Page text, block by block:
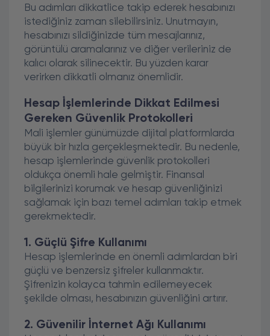
Bu adımları dikkatlice takip ederek hesabınızı
istediğiniz zaman silebilirsiniz. Unutmayın,
hesabınızı sildiğinizde tüm mesajlarınız,
görüntülü aramalarınız ve diğer verileriniz de
kalıcı olarak silinecektir. Bu yüzden karar
verirken dikkatli olmanız önemlidir.
Hesap İşlemlerinde Dikkat Edilmesi
Gereken Güvenlik Protokolleri
Mali işlemler günümüzde dijital platformlarda
büyük bir hızla gerçekleşmektedir. Bu nedenle,
hesap işlemlerinde güvenlik protokolleri
oldukça önemli hale gelmiştir. Finansal
bilgilerinizi korumak ve hesap güvenliğinizi
sağlamak için bazı temel adımları takip etmek
gerekmektedir.
1. Güçlü Şifre Kullanımı
Hesap işlemlerinde en önemli adımlardan biri
güçlü ve benzersiz şifreler kullanmaktır.
Şifrenizin kolayca tahmin edilemeyecek
şekilde olması, hesabınızın güvenliğini artırır.
2. Güvenilir İnternet Ağı Kullanımı